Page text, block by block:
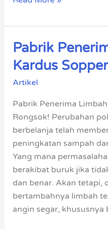
Pabrik
Kardus
Artikel
Pabrik Penerima
Rongsok! Perubahan
berbelanja telah
peningkatan sampah
Yang mana
berakibat buruk jika
dan benar. Akan tetapi,
bertambahnya limbah
angin segar, khususnya
Pabrik
Penerima
Limbah
Kardus